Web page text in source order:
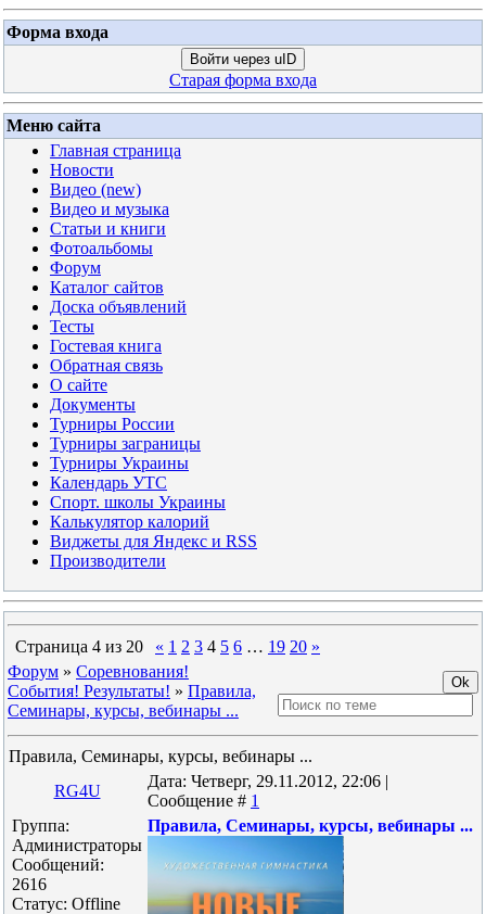
Форма входа
Войти через uID
Старая форма входа
Меню сайта
Главная страница
Новости
Видео (new)
Видео и музыка
Статьи и книги
Фотоальбомы
Форум
Каталог сайтов
Доска объявлений
Тесты
Гостевая книга
Обратная связь
О сайте
Документы
Турниры России
Турниры заграницы
Турниры Украины
Календарь УТС
Спорт. школы Украины
Калькулятор калорий
Виджеты для Яндекс и RSS
Производители
Страница 4 из 20 « 1 2 3 4 5 6 … 19 20 »
Форум » Соревнования!
События! Результаты! » Правила,
Семинары, курсы, вебинары ...
Правила, Семинары, курсы, вебинары ...
RG4U
Дата: Четверг, 29.11.2012, 22:06 |
Сообщение # 1
Группа:
Администраторы
Сообщений:
2616
Статус: Offline
Правила, Семинары, курсы, вебинары ...